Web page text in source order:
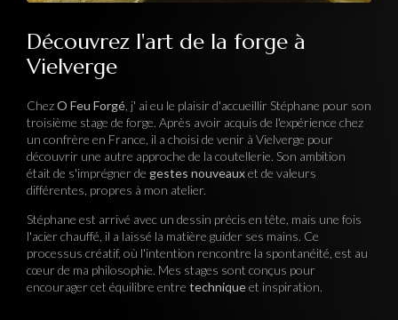
Découvrez l'art de la forge à
Vielverge
ChezO Feu Forgé , j' ai eu le plaisir d'accueillir Stéphane pour son
troisième stage de forge. Après avoir acquis de l'expérience chez
un confrère en France, il a choisi de venir à Vielverge pour
découvrir une autre approche de la coutellerie. Son ambition
était de s'imprégner de gestes nouveauxet de valeurs
différentes, propres à mon atelier.
Stéphane est arrivé avec un dessin précis en tête, mais une fois
l'acier chauffé, il a laissé la matière guider ses mains. Ce
processus créatif, où l'intention rencontre la spontanéité, est au
cœur de ma philosophie. Mes stages sont conçus pour
encourager cet équilibre entre techniqueet inspiration.